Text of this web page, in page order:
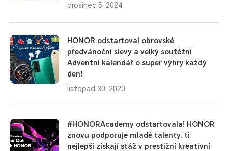
prosinec 5, 2024
HONOR odstartoval obrovské
předvánoční slevy a velký soutěžní
Adventní kalendář o super výhry každý
den!
listopad 30, 2020
#HONORAcademy odstartovala! HONOR
znovu podporuje mladé talenty, ti
nejlepší získají stáž v prestižní kreativní